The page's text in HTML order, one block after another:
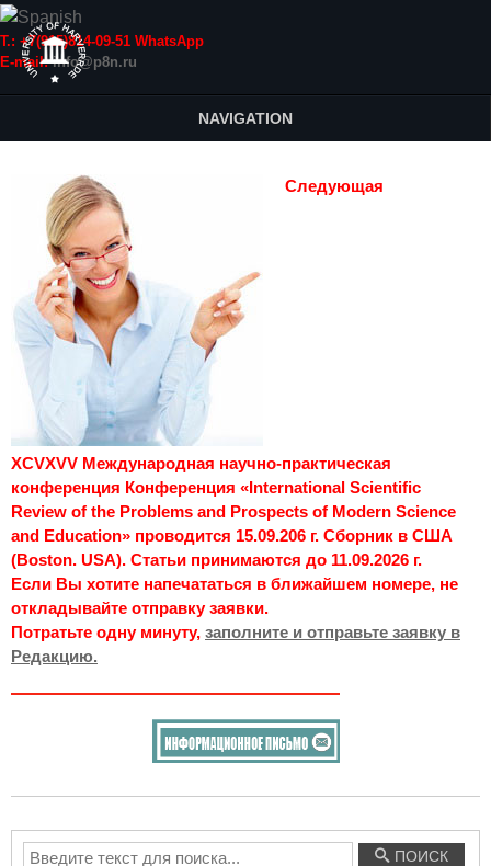
Т.: +7(915)814-09-51 WhatsApp
E-mail:info@p8n.ru
NAVIGATION
Следующая
XCVXVV Международная научно-практическая
конференция Конференция «International Scientific
Review of the Problems and Prospects of Modern Science
and Education» проводится 15.09.206 г. Сборник в США
(Boston. USA). Статьи принимаются до 11.09.2026 г.
Если Вы хотите напечататься в ближайшем номере, не
откладывайте отправку заявки.
Потратьте одну минуту, заполните и отправьте заявку в
Редакцию.
Введите
ПОИСК